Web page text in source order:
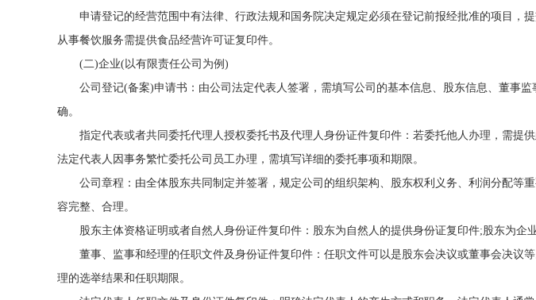
申请登记的经营范围中有法律、行政法规和国务院决定规定必须在登记前报经批准的项目，
从事餐饮服务需提供食品经营许可证复印件。
(二)企业(以有限责任公司为例)
公司登记(备案)申请书：由公司法定代表人签署，需填写公司的基本信息、股东信息、董事
确。
指定代表或者共同委托代理人授权委托书及代理人身份证件复印件：若委托他人办理，需提
法定代表人因事务繁忙委托公司员工办理，需填写详细的委托事项和期限。
公司章程：由全体股东共同制定并签署，规定公司的组织架构、股东权利义务、利润分配等
容完整、合理。
股东主体资格证明或者自然人身份证件复印件：股东为自然人的提供身份证复印件;股东为企
董事、监事和经理的任职文件及身份证件复印件：任职文件可以是股东会决议或董事会决议
理的选举结果和任职期限。